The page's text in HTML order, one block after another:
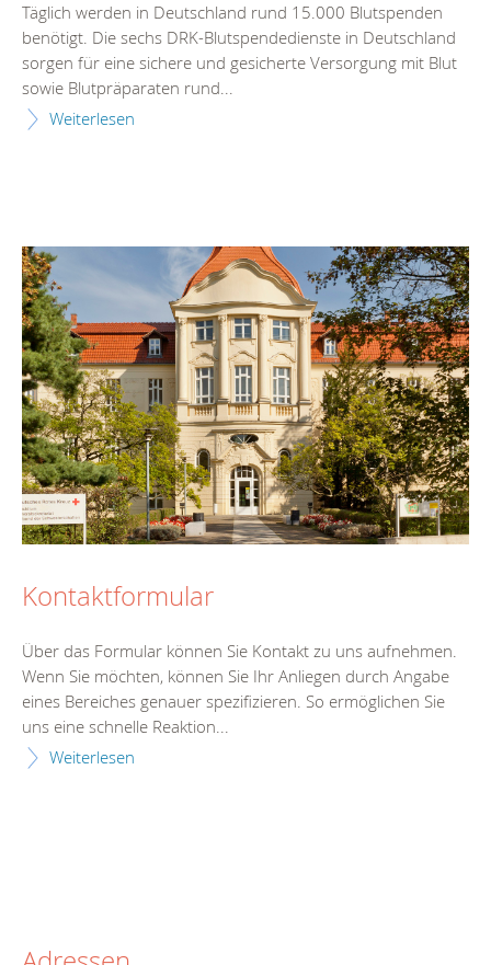
Täglich werden in Deutschland rund 15.000 Blutspenden
benötigt. Die sechs DRK-Blutspendedienste in Deutschland
sorgen für eine sichere und gesicherte Versorgung mit Blut
sowie Blutpräparaten rund...
Weiterlesen
Kontaktformular
Über das Formular können Sie Kontakt zu uns aufnehmen.
Wenn Sie möchten, können Sie Ihr Anliegen durch Angabe
eines Bereiches genauer spezifizieren. So ermöglichen Sie
uns eine schnelle Reaktion...
Weiterlesen